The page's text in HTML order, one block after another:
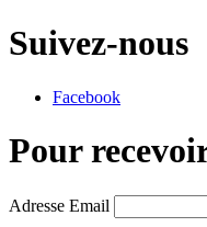
Suivez-nous
Facebook
Pour
Adresse Email